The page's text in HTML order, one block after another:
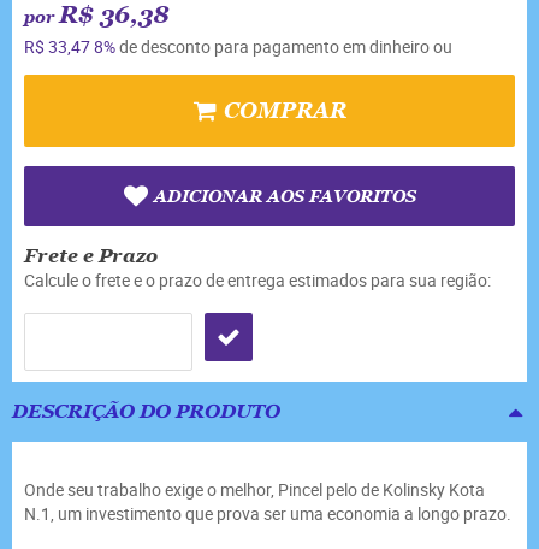
por R$ 36,38
R$ 33,478%de desconto para pagamento em dinheiro ou
COMPRAR
ADICIONAR AOS FAVORITOS
Frete e Prazo
Calcule o frete e o prazo de entrega estimados para sua região:
DESCRIÇÃO DO PRODUTO
Onde seu trabalho exige o melhor, Pincel pelo de Kolinsky Kota
N.1, um investimento que prova ser uma economia a longo prazo.